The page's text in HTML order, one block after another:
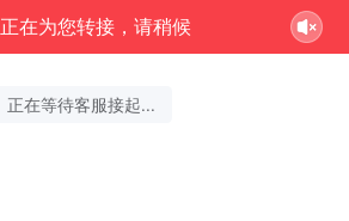
正在为您转接，请稍候
正在等待客服接起...